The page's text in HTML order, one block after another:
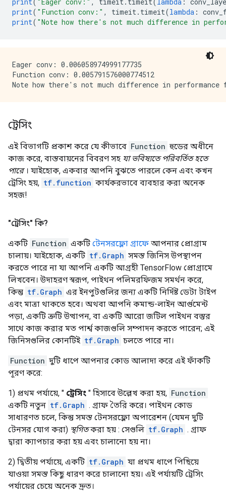
print( "Function conv:" , timeit. timeit(lambda :
print( "Note how there's not much difference in
Eager conv: 0.006058974999177735
Function conv: 0.005791576000774512
ট্রেসিং
এই বিভাগটি প্রকাশ করে যে কীভাবে Function হুডের অধীনে
কাজ করে, বাস্তবায়নের বিবরণ সহ যা ভবিষ্যতে পরিবর্তিত হতে
পারে। যাইহোক, একবার আপনি বুঝতে পারলে কেন এবং কখন
ট্রেসিং হয়, tf.function কার্যকরভাবে ব্যবহার করা অনেক
সহজ!
"ট্রেসিং" কি?
একটি Function একটি টেনসরফ্লো গ্রাফে আপনার প্রোগ্রাম
চালায়। যাইহোক, একটি tf.Graph সমস্ত জিনিস উপস্থাপন
করতে পারে না যা আপনি একটি আগ্রহী TensorFlow প্রোগ্রামে
লিখবেন। উদাহরণ স্বরূপ, পাইথন পলিমরফিজম সমর্থন করে,
কিন্তু tf.Graph এর ইনপুটগুলির জন্য একটি নির্দিষ্ট ডেটা টাইপ
এবং মাত্রা থাকতে হবে। অথবা আপনি কমান্ড-লাইন আর্গুমেন্ট
পড়া, একটি ত্রুটি উত্থাপন, বা একটি আরো জটিল পাইথন বস্তুর
সাথে কাজ করার মত পার্শ্ব কাজগুলি সম্পাদন করতে পারেন; এই
জিনিসগুলির কোনটিই tf.Graph চলতে পারে না।
Function দুটি ধাপে আপনার কোড আলাদা করে এই ফাঁকটি
পূরণ করে:
1) প্রথম পর্যায়ে, " ট্রেসিং " হিসাবে উল্লেখ করা হয়, Function
একটি নতুন tf.Graph . গ্রাফ তৈরি করে। পাইথন কোড
সাধারণত চলে, কিন্তু সমস্ত টেনসরফ্লো অপারেশন (যেমন দুটি
টেনসর যোগ করা) স্থগিতকরা হয় : সেগুলি tf.Graph . গ্রাফ
দ্বারা ক্যাপচার করা হয় এবং চালানো হয় না।
2) দ্বিতীয় পর্যায়ে, একটি tf.Graph যা প্রথম ধাপে পিছিয়ে
যাওয়া সমস্ত কিছু ধারণ করে চালানো হয়। এই পর্যায়টি ট্রেসিং
পর্যায়ের চেয়ে অনেক দ্রুত।